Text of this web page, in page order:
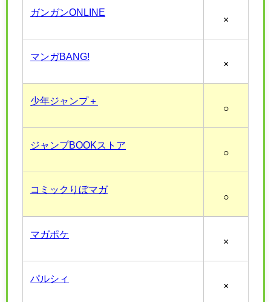
ガンガンONLINE
×
マンガBANG!
×
少年ジャンプ＋
○
ジャンプBOOKストア
○
コミックりぼマガ
○
マガポケ
×
パルシィ
×